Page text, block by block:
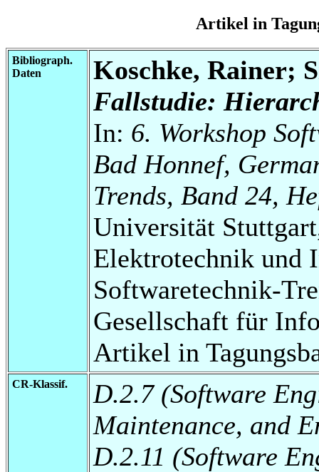
Artikel in
Bibliograph.
Daten
Koschke, Rainer;
Fallstudie:
In: 6. Workshop
Bad Honnef,
Trends, Band 24,
Universität
Elektrotechnik und
Softwaretechnik-
Gesellschaft für
Artikel in
CR-Klassif.
D.2.7 (Software
Maintenance, and
D.2.11 (Software